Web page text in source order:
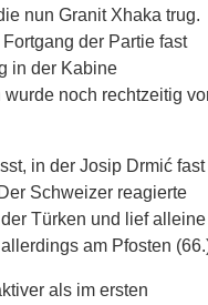
nun Granit Xhaka trug.
der Partie fast
in der Kabine
noch rechtzeitig
in der Josip Drmić fast
Schweizer reagierte
Türken und lief alleine
am Pfosten
als im ersten